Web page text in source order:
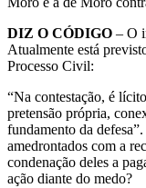
DIZ O CÓDIGO – O
Atualmente está
Processo Civil:
“Na contestação, é
pretensão própria,
fundamento da
amedrontados com a
condenação deles a
ação diante do medo?